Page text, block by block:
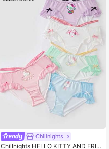
Chillnights
Chillnights HELLO KITTY AND FRIE